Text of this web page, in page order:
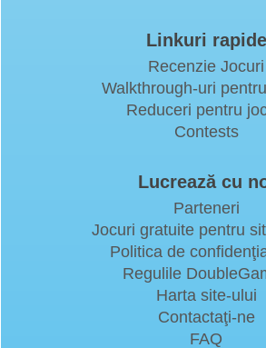
Linkuri rapide
Recenzie Jocuri
Walkthrough-uri
Reduceri pentru
Contests
Lucrează cu
Parteneri
Jocuri gratuite pentru
Politica de
Regulile
Harta site-ului
Contactaţi-ne
FAQ